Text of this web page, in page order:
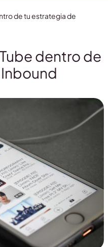
dentro de
de tu estrategia de